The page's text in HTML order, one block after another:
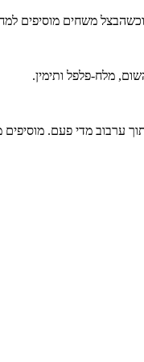
וכשהבצל משחים מוסיפים